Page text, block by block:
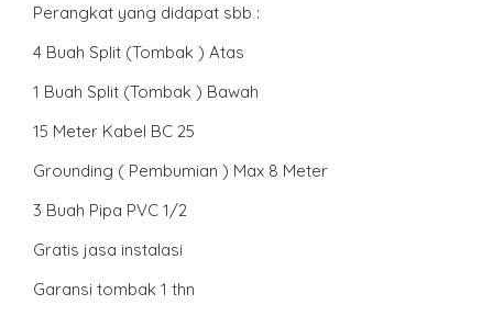
Perangkat yang didapat sbb :
4 Buah Split (Tombak ) Atas
1 Buah Split (Tombak ) Bawah
15 Meter Kabel BC 25
Grounding ( Pembumian ) Max 8 Meter
3 Buah Pipa PVC 1/2
Gratis jasa instalasi
Garansi tombak 1 thn